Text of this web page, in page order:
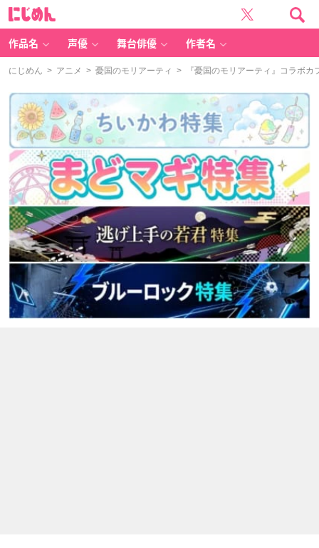
作品名 声優 舞台俳優 作者名
にじめん > アニメ > 憂国のモリアーティ > 『憂国のモリアーティ』コラボカ